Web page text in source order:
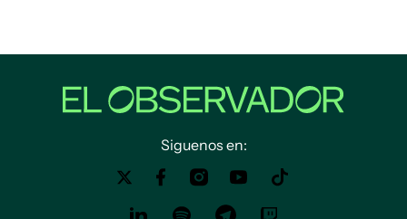
Siguenos en: